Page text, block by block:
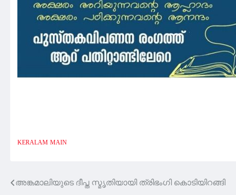
KERALAM MAIN
Post
അങ്കമാലിയുടെ ദീപ്ത സ്മൃതിയായി ത്രിഭംഗി കൊടിയിറങ്ങി